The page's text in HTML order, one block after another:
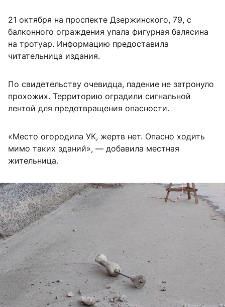
21 октября на проспекте Дзержинского, 79, с
балконного ограждения упала фигурная балясина
на тротуар. Информацию предоставила
читательница издания.
По свидетельству очевидца, падение не затронуло
прохожих. Территорию оградили сигнальной
лентой для предотвращения опасности.
«Место огородила УК, жертв нет. Опасно ходить
мимо таких зданий», — добавила местная
жительница.